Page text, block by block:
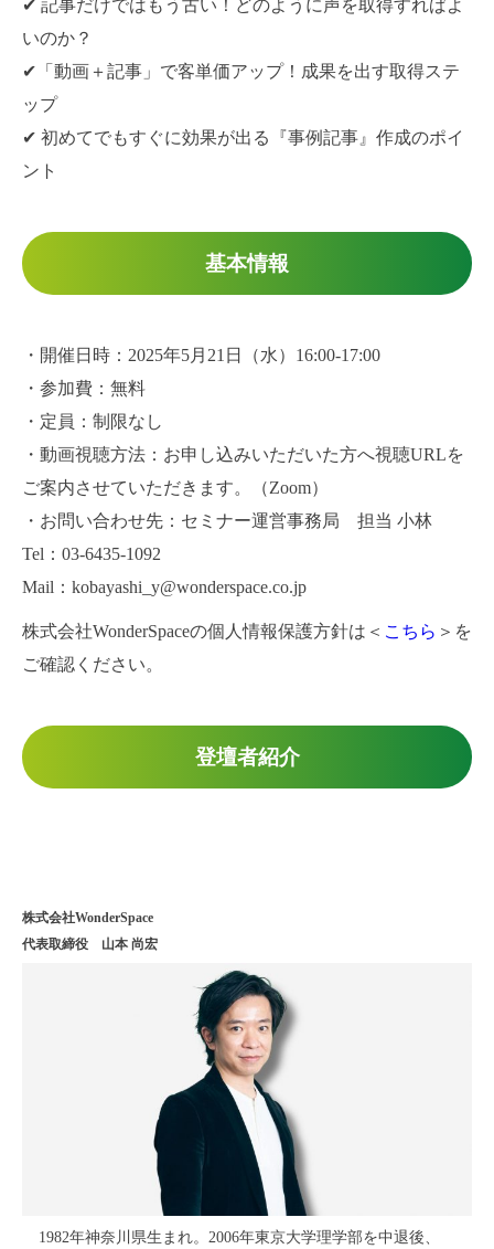
✔ 記事だけではもう古い！どのように声を取得すればよ
いのか？
✔「動画＋記事」で客単価アップ！成果を出す取得ステ
ップ
✔ 初めてでもすぐに効果が出る『事例記事』作成のポイ
ント
基本情報
・開催日時：2025年5月21日（水）16:00-17:00
・参加費：無料
・定員：制限なし
・動画視聴方法：お申し込みいただいた方へ視聴URLを
ご案内させていただきます。（Zoom）
・お問い合わせ先：セミナー運営事務局 担当 小林
Tel：03-6435-1092
Mail：kobayashi_y@wonderspace.co.jp
株式会社WonderSpaceの個人情報保護方針は＜ こちら ＞を
ご確認ください。
登壇者紹介
株式会社WonderSpace
代表取締役 山本 尚宏
1982年神奈川県生まれ。2006年東京大学理学部を中退後、